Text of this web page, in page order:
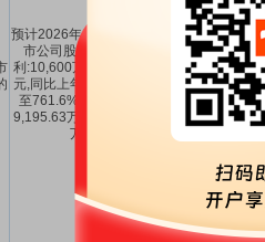
预计2026年1-3月归属于上
市公司股东的净利润盈
利:10,600万元至12,100万
元,同比上年增长:654.79%
至761.6%,同比上年增长
9,195.63万元至10,695.63
万元。
1.06亿～1.21
亿